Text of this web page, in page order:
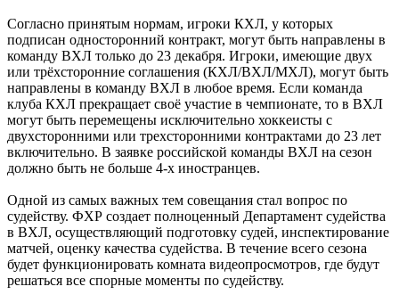
Согласно принятым нормам, игроки КХЛ, у которых
подписан односторонний контракт, могут быть направлены в
команду ВХЛ только до 23 декабря. Игроки, имеющие двух
или трёхсторонние соглашения (КХЛ/ВХЛ/МХЛ), могут быть
направлены в команду ВХЛ в любое время. Если команда
клуба КХЛ прекращает своё участие в чемпионате, то в ВХЛ
могут быть перемещены исключительно хоккеисты с
двухсторонними или трехсторонними контрактами до 23 лет
включительно. В заявке российской команды ВХЛ на сезон
должно быть не больше 4-х иностранцев.
Одной из самых важных тем совещания стал вопрос по
судейству. ФХР создает полноценный Департамент судейства
в ВХЛ, осуществляющий подготовку судей, инспектирование
матчей, оценку качества судейства. В течение всего сезона
будет функционировать комната видеопросмотров, где будут
решаться все спорные моменты по судейству.